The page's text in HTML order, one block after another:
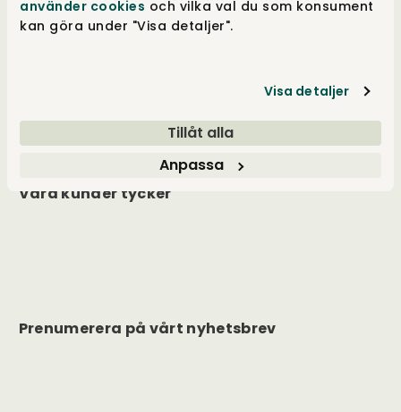
använder cookies och vilka val du som konsument
kan göra under "Visa detaljer".
Visa detaljer
Tillåt alla
Anpassa
Kundservice
Öppettider
Våra kunder tycker
Prenumerera på vårt nyhetsbrev